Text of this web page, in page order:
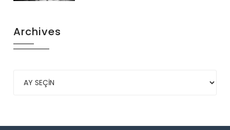
Archives